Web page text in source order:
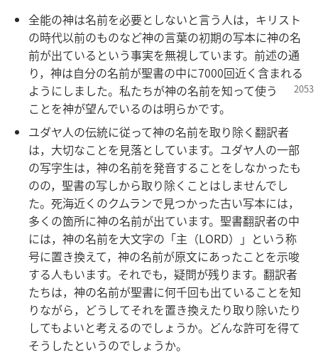
全能の神は名前を必要としないと言う人は，キリスト
の時代以前のものなど神の言葉の初期の写本に神の名
前が出ているという事実を無視しています。前述の通
り，神は自分の名前が聖書の中に7000回近く含まれる
ようにしました。私たちが神の名前を知って使う
ことを神が望んでいるのは明らかです。
ユダヤ人の伝統に従って神の名前を取り除く翻訳者
は，大切なことを見落としています。ユダヤ人の一部
の写字生は，神の名前を発音することをしなかったも
のの，聖書の写しから取り除くことはしませんでし
た。死海近くのクムランで見つかった古い写本には，
多くの箇所に神の名前が出ています。聖書翻訳者の中
には，神の名前を大文字の「主（LORD）」という称
号に置き換えて，神の名前が原文にあったことを示唆
する人もいます。それでも，疑問が残ります。翻訳者
たちは，神の名前が聖書に何千回も出ていることを知
りながら，どうしてそれを置き換えたり取り除いたり
してもよいと考えるのでしょうか。どんな許可を得て
そうしたというのでしょうか。